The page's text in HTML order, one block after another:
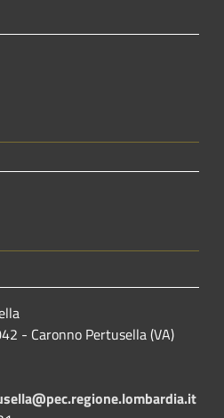
- Caronno Pertusella (VA)